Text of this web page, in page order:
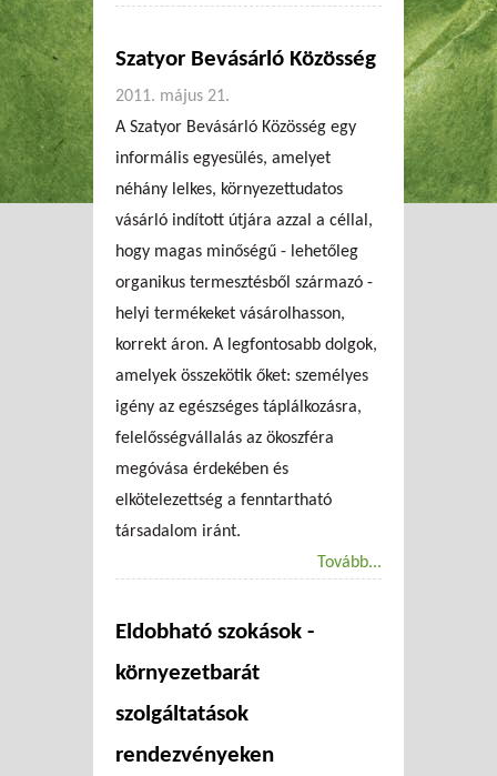
Szatyor Bevásárló Közösség
2011. május 21.
A Szatyor Bevásárló Közösség egy
informális egyesülés, amelyet
néhány lelkes, környezettudatos
vásárló indított útjára azzal a céllal,
hogy magas minőségű - lehetőleg
organikus termesztésből származó -
helyi termékeket vásárolhasson,
korrekt áron. A legfontosabb dolgok,
amelyek összekötik őket: személyes
igény az egészséges táplálkozásra,
felelősségvállalás az ökoszféra
megóvása érdekében és
elkötelezettség a fenntartható
társadalom iránt.
Tovább...
Eldobható szokások -
környezetbarát
szolgáltatások
rendezvényeken